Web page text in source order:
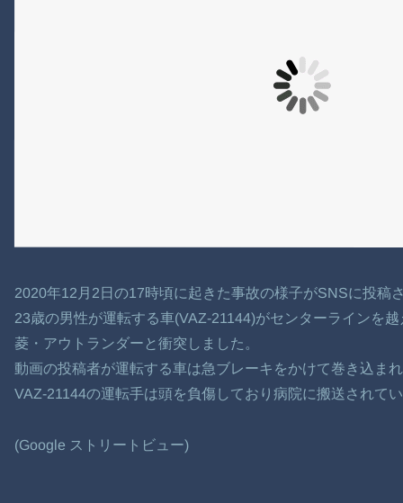
2020年12月2日の17時頃に起きた事故の様子がSNSに投稿
23歳の男性が運転する車(VAZ-21144)がセンターラインを
菱・アウトランダーと衝突しました。
動画の投稿者が運転する車は急ブレーキをかけて巻き込ま
VAZ-21144の運転手は頭を負傷しており病院に搬送されて
(Google ストリートビュー)